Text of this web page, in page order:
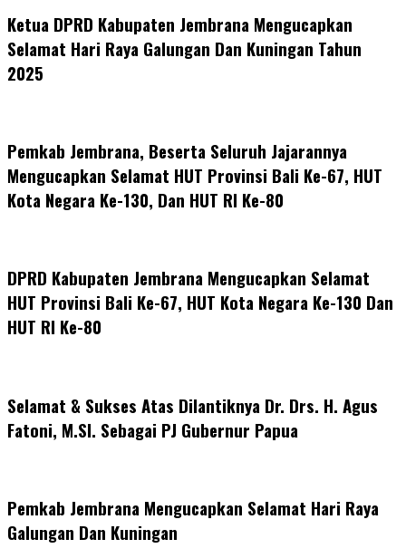
Ketua DPRD Kabupaten Jembrana Mengucapkan
Selamat Hari Raya Galungan Dan Kuningan Tahun
2025
Pemkab Jembrana, Beserta Seluruh Jajarannya
Mengucapkan Selamat HUT Provinsi Bali Ke-67, HUT
Kota Negara Ke-130, Dan HUT RI Ke-80
DPRD Kabupaten Jembrana Mengucapkan Selamat
HUT Provinsi Bali Ke-67, HUT Kota Negara Ke-130 Dan
HUT RI Ke-80
Selamat & Sukses Atas Dilantiknya Dr. Drs. H. Agus
Fatoni, M.SI. Sebagai PJ Gubernur Papua
Pemkab Jembrana Mengucapkan Selamat Hari Raya
Galungan Dan Kuningan